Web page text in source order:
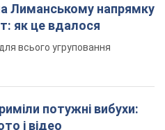
Лиманському напрямку
як це вдалося
всього угруповання
потужні вибухи:
і відео